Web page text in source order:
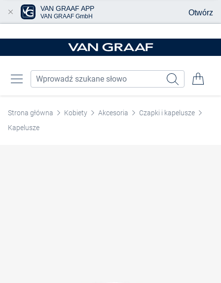
Strona główna Kobiety Akcesoria
Czapki i kapelusze
Kapelusze
VAN GRAAF APP
VAN GRAAF GmbH Otwórz